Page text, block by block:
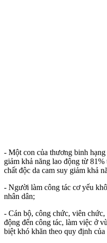
- Một con của thương binh
giảm khả năng lao động từ
chất độc da cam suy giảm khả
- Người làm công tác cơ yếu
nhân dân;
- Cán bộ, công chức, viên
động đến công tác, làm việc ở
biệt khó khăn theo quy định